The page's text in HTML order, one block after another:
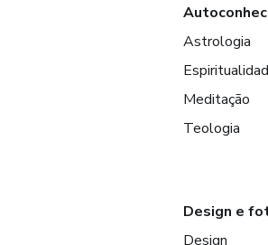
Astrologia
Meditação
Teologia
Design e
Design